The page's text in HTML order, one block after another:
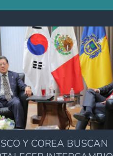
Y COREA BUSCAN